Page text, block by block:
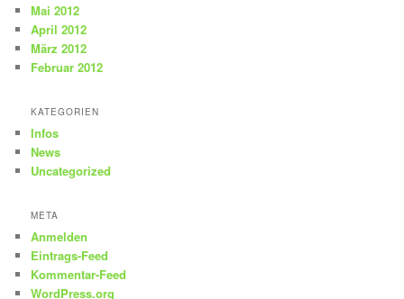
Mai 2012
April 2012
März 2012
Februar 2012
KATEGORIEN
Infos
News
Uncategorized
META
Anmelden
Eintrags-Feed
Kommentar-Feed
WordPress.org